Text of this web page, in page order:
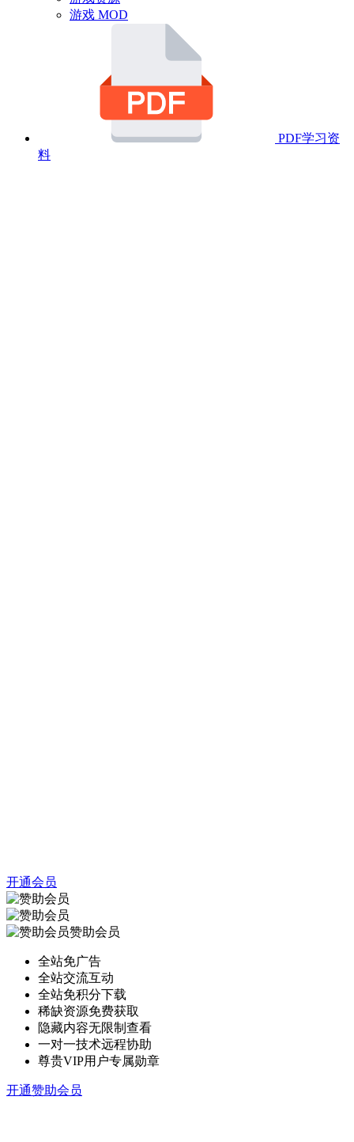
游戏 MOD
PDF学习资
料
开通会员
赞助会员
全站免广告
全站交流互动
全站免积分下载
稀缺资源免费获取
隐藏内容无限制查看
一对一技术远程协助
尊贵VIP用户专属勋章
开通赞助会员